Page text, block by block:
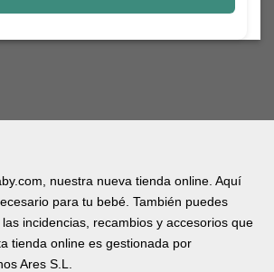
nuestra nueva tienda online. Aquí
para tu bebé. También puedes
incidencias, recambios y accesorios que
tienda online es gestionada por
Ares S.L.